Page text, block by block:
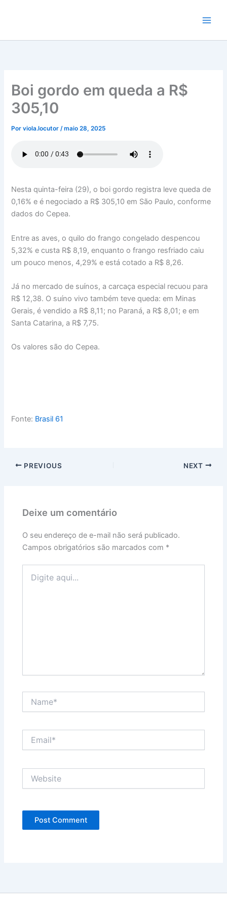
conteúdo
Boi gordo em queda a R$
305,10
Porviola.locutor/maio 28, 2025
Nesta quinta-feira (29), o boi gordo registra leve queda de
0,16% e é negociado a R$ 305,10 em São Paulo, conforme
dados do Cepea.
Entre as aves, o quilo do frango congelado despencou
5,32% e custa R$ 8,19, enquanto o frango resfriado caiu
um pouco menos, 4,29% e está cotado a R$ 8,26.
Já no mercado de suínos, a carcaça especial recuou para
R$ 12,38. O suíno vivo também teve queda: em Minas
Gerais, é vendido a R$ 8,11; no Paraná, a R$ 8,01; e em
Santa Catarina, a R$ 7,75.
Os valores são do Cepea.
Fonte: Brasil 61
PREVIOUS NEXT
Deixe um comentário
O seu endereço de e-mail não será publicado.
Campos obrigatórios são marcados com *
aqui...